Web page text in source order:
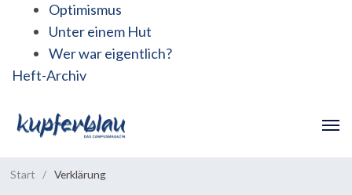
Optimismus
Unter einem Hut
Wer war eigentlich?
Heft-Archiv
Start / Verklärung